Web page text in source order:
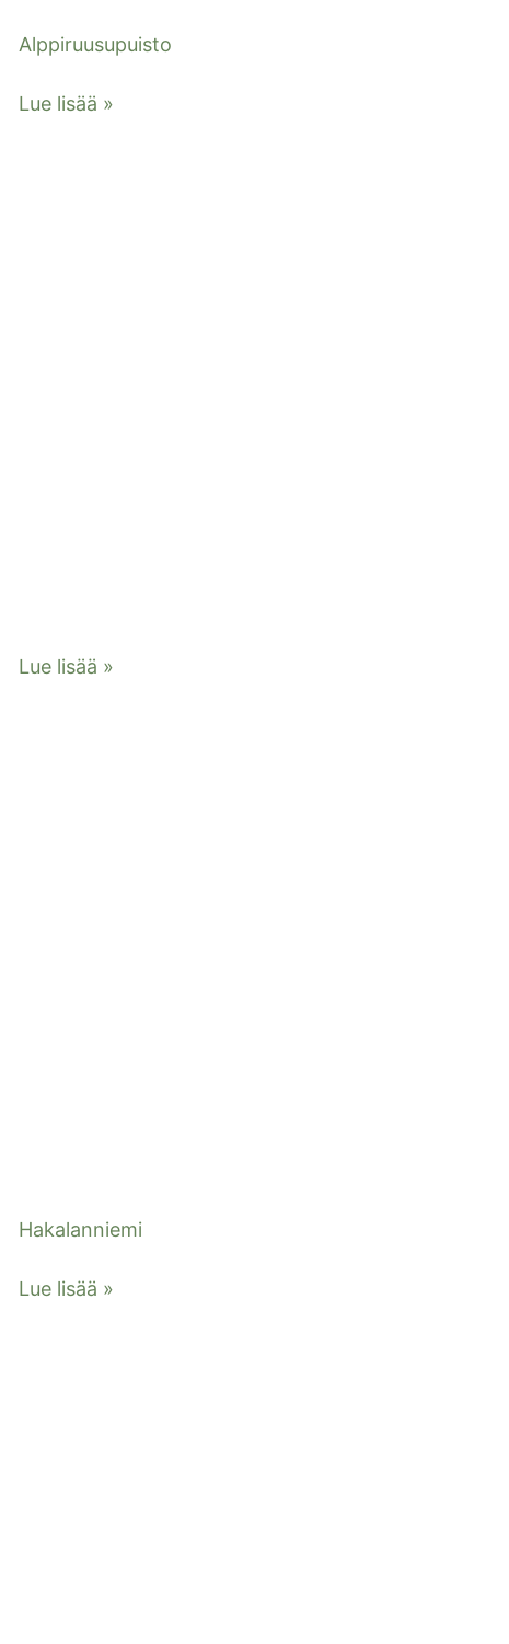
Alppiruusupuisto
Lue lisää »
Lue lisää »
Hakalanniemi
Lue lisää »